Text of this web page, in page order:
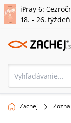
iPray 6:
18. - 26. týždeň
Zachej